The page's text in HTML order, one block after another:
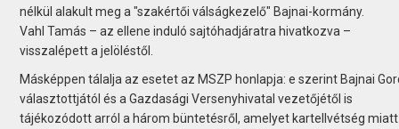
nélkül alakult meg a "szakértői válságkezelő" Bajnai-kormány.
Vahl Tamás – az ellene induló sajtóhadjáratra hivatkozva –
visszalépett a jelöléstől.
Másképpen tálalja az esetet az MSZP honlapja: e szerint Bajnai
választottjától és a Gazdasági Versenyhivatal vezetőjétől is
tájékozódott arról a három büntetésről, amelyet kartellvétség miatt